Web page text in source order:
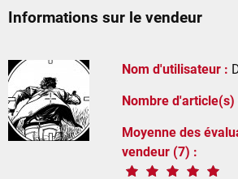
Informations sur le vendeur
Nom d'utilisateur :
Nombre d'article(s)
Moyenne des
vendeur (7) :